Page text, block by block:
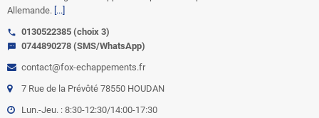
Allemande. [...]
call 0130522385 (choix 3)
sms
0744890278 (SMS/WhatsApp)
contact@fox-echappements.fr
7 Rue de la Prévôté 78550 HOUDAN
Lun.-Jeu. : 8:30-12:30/14:00-17:30